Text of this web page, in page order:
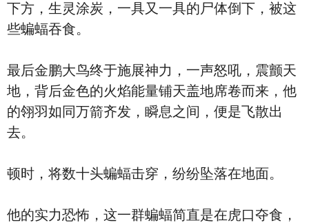
下方，生灵涂炭，一具又一具的尸体倒下，被这
些蝙蝠吞食。
最后金鹏大鸟终于施展神力，一声怒吼，震颤天
地，背后金色的火焰能量铺天盖地席卷而来，他
的翎羽如同万箭齐发，瞬息之间，便是飞散出
去。
顿时，将数十头蝙蝠击穿，纷纷坠落在地面。
他的实力恐怖，这一群蝙蝠简直是在虎口夺食，